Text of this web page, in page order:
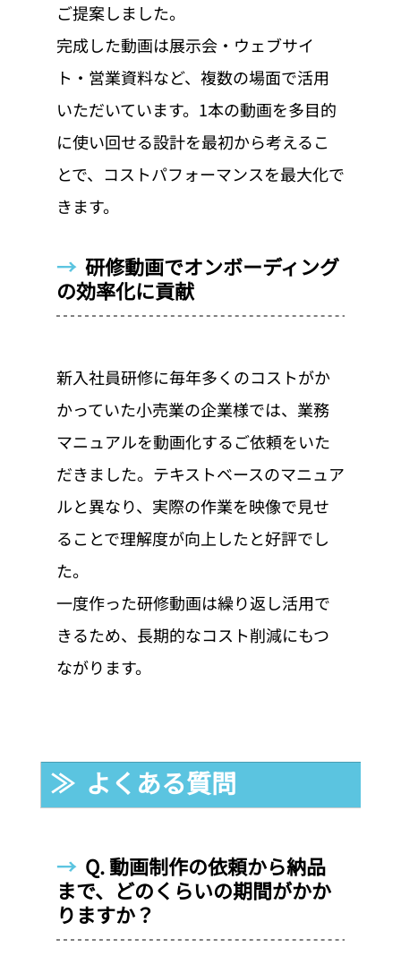
ご提案しました。
完成した動画は展示会・ウェブサイ
ト・営業資料など、複数の場面で活用
いただいています。1本の動画を多目的
に使い回せる設計を最初から考えるこ
とで、コストパフォーマンスを最大化で
きます。
→ 研修動画でオンボーディング
の効率化に貢献
新入社員研修に毎年多くのコストがか
かっていた小売業の企業様では、業務
マニュアルを動画化するご依頼をいた
だきました。テキストベースのマニュア
ルと異なり、実際の作業を映像で見せ
ることで理解度が向上したと好評でし
た。
一度作った研修動画は繰り返し活用で
きるため、長期的なコスト削減にもつ
ながります。
≫  よくある質問
→ Q. 動画制作の依頼から納品
まで、どのくらいの期間がかか
りますか？